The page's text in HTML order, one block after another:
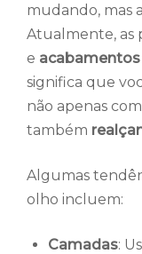
mudando, mas
Atualmente, as
e
significa que
não apenas
também
Algumas
olho incluem:
Camadas: